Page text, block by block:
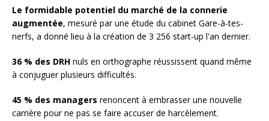
Le formidable potentiel du marché de la connerie
augmentée, mesuré par une étude du cabinet Gare-à-tes-
nerfs, a donné lieu à la création de 3 256 start-up l'an dernier.
36 % des DRH nuls en orthographe réussissent quand même
à conjuguer plusieurs difficultés.
45 % des managers renoncent à embrasser une nouvelle
carrière pour ne pas se faire accuser de harcèlement.